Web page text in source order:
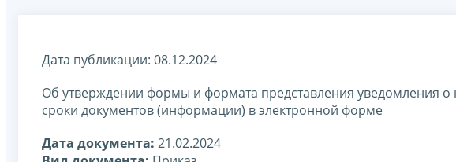
Дата публикации: 08.12.2024
Об утверждении формы и формата представления уведомления
сроки документов (информации) в электронной форме
Дата документа: 21.02.2024